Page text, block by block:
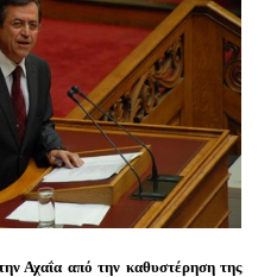
Αχαΐα από την καθυστέρηση της